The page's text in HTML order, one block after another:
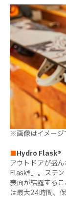
※画像はイメージ
■Hydro Flask®︎
アウトドアが盛
Flask®︎」。ステ
表面が結露する
は最大24時間、